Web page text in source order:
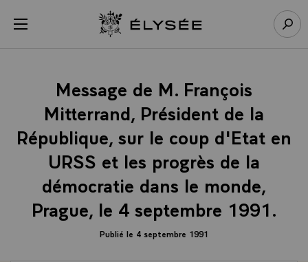
menu Retour à l’accueil Élysée
Message de M. François
Mitterrand, Président de la
République, sur le coup d'Etat en
URSS et les progrès de la
démocratie dans le monde,
Prague, le 4 septembre 1991.
Publié le 4 septembre 1991
Panneau de gestion des cookies